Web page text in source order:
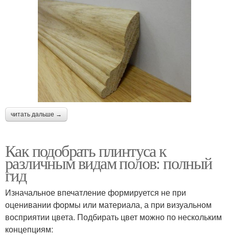
читать дальше →
Как подобрать плинтуса к
различным видам полов: полный
гид
Изначальное впечатление формируется не при
оценивании формы или материала, а при визуальном
восприятии цвета. Подбирать цвет можно по нескольким
концепциям: